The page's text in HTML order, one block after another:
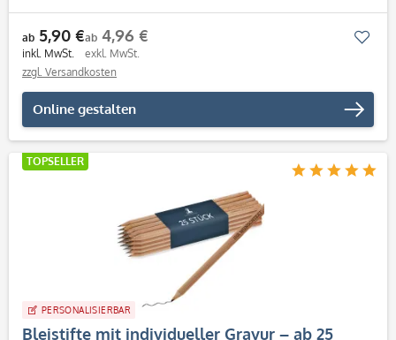
ab 5,90 €
inkl. MwSt.
ab 4,96 €
exkl. MwSt.
zzgl. Versandkosten
Online gestalten
TOPSELLER
PERSONALISIERBAR
Bleistifte mit individueller Gravur – ab 25